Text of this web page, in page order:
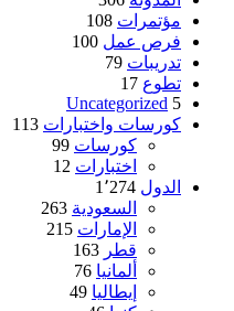
مؤتمرات 108
فرص عمل 100
تدريبات 79
تطوع 17
Uncategorized 5
كورسات واختبارات 113
كورسات 99
اختبارات 12
الدول 1٬274
السعودية 263
الإمارات 215
قطر 163
ألمانيا 76
إيطاليا 49